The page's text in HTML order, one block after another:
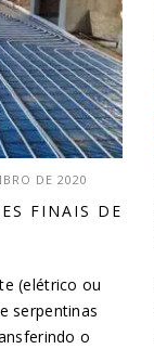
DE 2020
FINAIS DE
(elétrico ou
serpentinas
o